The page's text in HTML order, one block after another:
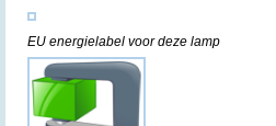
EU energielabel voor deze lamp